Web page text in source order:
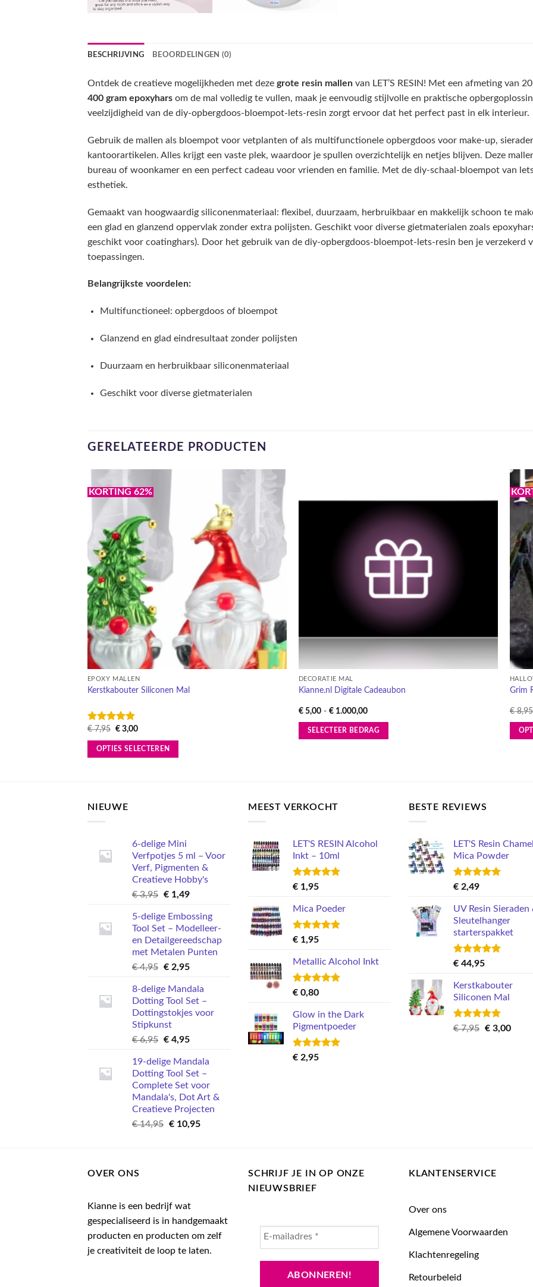
BESCHRIJVING BEOORDELINGEN (0)
Ontdek de creatieve mogelijkheden met deze grote resin mallen van LET’S RESIN! Met een afmeting van
400 gram epoxyhars om de mal volledig te vullen, maak je eenvoudig stijlvolle en praktische
veelzijdigheid van de diy-opbergdoos-bloempot-lets-resin zorgt ervoor dat het perfect past in elk interieur.
Gebruik de mallen als bloempot voor vetplanten of als multifunctionele opbergdoos voor make-up,
kantoorartikelen. Alles krijgt een vaste plek, waardoor je spullen overzichtelijk en netjes blijven. Deze
bureau of woonkamer en een perfect cadeau voor vrienden en familie. Met de diy-schaal-bloempot van
esthetiek.
Gemaakt van hoogwaardig siliconenmateriaal: flexibel, duurzaam, herbruikbaar en makkelijk schoon te
een glad en glanzend oppervlak zonder extra polijsten. Geschikt voor diverse gietmaterialen zoals
geschikt voor coatinghars). Door het gebruik van de diy-opbergdoos-bloempot-lets-resin ben je verzekerd
toepassingen.
Belangrijkste voordelen:
Multifunctioneel: opbergdoos of bloempot
Glanzend en glad eindresultaat zonder polijsten
Duurzaam en herbruikbaar siliconenmateriaal
Geschikt voor diverse gietmaterialen
GERELATEERDE PRODUCTEN
KORTING 62%
EPOXY MALLEN
Kerstkabouter Siliconen Mal
Gewaardeerd
5uit 5
€7,95 Oorspronkelijke
was:
€ 7,95.
€ 3,00Huidige
is:
€ 3,00.
OPTIES SELECTEREN
meerdere
productpagina
Toevoegen
DECORATIE MAL
Kianne.nl Digitale Cadeaubon
€5,00 - €1.000,00Prijsklasse:
tot
€ 1.000,00
SELECTEER BEDRAG
kan
gekozen
worden
op
productpagina
Grim
€8,95
kan
NIEUWE
6-delige Mini
Verfpotjes 5 ml – Voor
Verf, Pigmenten &
Creatieve Hobby's
€3,95 Oorspronkelijke
was:
€ 3,95.
€1,49Huidige
is:
€ 1,49.
5-delige Embossing
Tool Set – Modelleer-
en Detailgereedschap
met Metalen Punten
€4,95 Oorspronkelijke
was:
€ 4,95.
€2,95Huidige
is:
€ 2,95.
8-delige Mandala
Dotting Tool Set –
Dottingstokjes voor
Stipkunst
€6,95 Oorspronkelijke
was:
€ 6,95.
€4,95Huidige
is:
€ 4,95.
19-delige Mandala
Dotting Tool Set –
Complete Set voor
Mandala's, Dot Art &
Creatieve Projecten
€14,95 Oorspronkelijke
€10,95Huidige
MEEST VERKOCHT
LET'S RESIN Alcohol
Inkt – 10ml
Gewaardeerd
€ 1,95
Mica Poeder
Gewaardeerd
€ 1,95
Metallic Alcohol Inkt
Gewaardeerd
€ 0,80
Glow in the Dark
Pigmentpoeder
Gewaardeerd
€ 2,95
BESTE REVIEWS
LET'S Resin
Mica Powder
Gewaardeerd
€ 2,49
UV Resin Sieraden
Sleutelhanger
starterspakket
Gewaardeerd
€ 44,95
Kerstkabouter
Siliconen Mal
Gewaardeerd
€7,95 €3,00
OVER ONS
Kianne is een bedrijf wat
gespecialiseerd is in handgemaakt
producten en producten om zelf
je creativiteit de loop te laten.
SCHRIJF JE IN OP ONZE
NIEUWSBRIEF
KLANTENSERVICE
Over ons
Algemene Voorwaarden
Klachtenregeling
Retourbeleid